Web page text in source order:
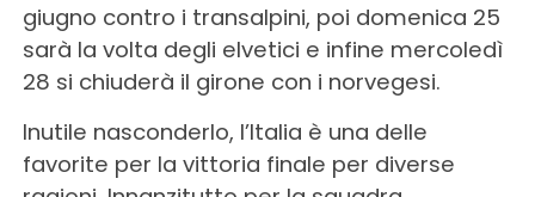
giugno contro i transalpini, poi domenica 25
sarà la volta degli elvetici e infine mercoledì
28 si chiuderà il girone con i norvegesi.
Inutile nasconderlo, l’Italia è una delle
favorite per la vittoria finale per diverse